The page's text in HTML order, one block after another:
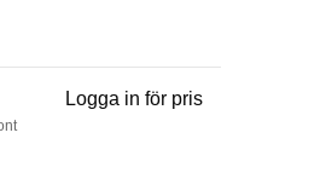
Logga in för pris